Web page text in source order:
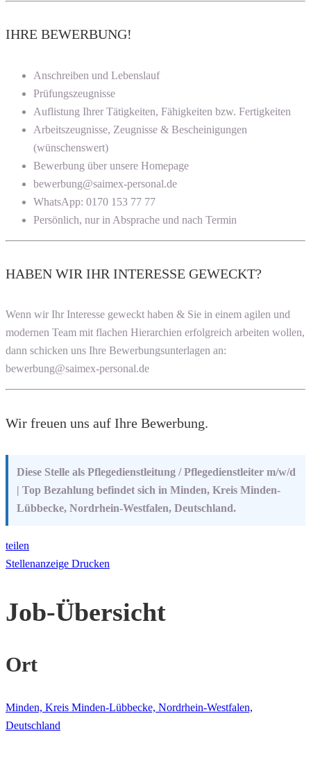
IHRE BEWERBUNG!
Anschreiben und Lebenslauf
Prüfungszeugnisse
Auflistung Ihrer Tätigkeiten, Fähigkeiten bzw. Fertigkeiten
Arbeitszeugnisse, Zeugnisse & Bescheinigungen
(wünschenswert)
Bewerbung über unsere Homepage
bewerbung@saimex-personal.de
WhatsApp: 0170 153 77 77
Persönlich, nur in Absprache und nach Termin
HABEN WIR IHR INTERESSE GEWECKT?
Wenn wir Ihr Interesse geweckt haben & Sie in einem agilen und
modernen Team mit flachen Hierarchien erfolgreich arbeiten wollen,
dann schicken uns Ihre Bewerbungsunterlagen an:
bewerbung@saimex-personal.de
Wir freuen uns auf Ihre Bewerbung.
Diese Stelle als Pflegedienstleitung / Pflegedienstleiter m/w/d
| Top Bezahlung befindet sich in Minden, Kreis Minden-
Lübbecke, Nordrhein-Westfalen, Deutschland.
teilen
Stellenanzeige Drucken
Job-Übersicht
Ort
Minden, Kreis Minden-Lübbecke, Nordrhein-Westfalen,
Deutschland